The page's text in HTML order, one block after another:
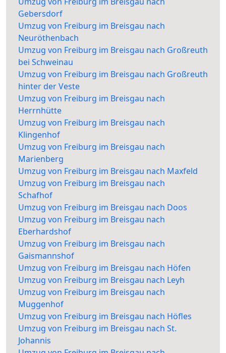
Gebersdorf
Umzug von Freiburg im Breisgau nach
Neuröthenbach
Umzug von Freiburg im Breisgau nach Großreuth
bei Schweinau
Umzug von Freiburg im Breisgau nach Großreuth
hinter der Veste
Umzug von Freiburg im Breisgau nach
Herrnhütte
Umzug von Freiburg im Breisgau nach
Klingenhof
Umzug von Freiburg im Breisgau nach
Marienberg
Umzug von Freiburg im Breisgau nach Maxfeld
Umzug von Freiburg im Breisgau nach
Schafhof
Umzug von Freiburg im Breisgau nach Doos
Umzug von Freiburg im Breisgau nach
Eberhardshof
Umzug von Freiburg im Breisgau nach
Gaismannshof
Umzug von Freiburg im Breisgau nach Höfen
Umzug von Freiburg im Breisgau nach Leyh
Umzug von Freiburg im Breisgau nach
Muggenhof
Umzug von Freiburg im Breisgau nach Höfles
Umzug von Freiburg im Breisgau nach St.
Johannis